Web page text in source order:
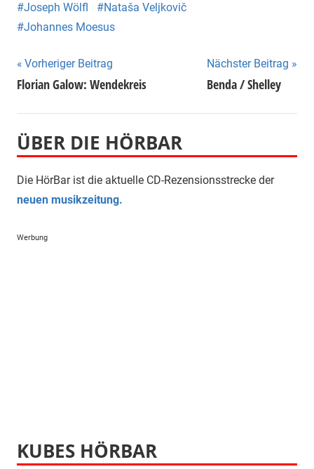
Joseph Wölfl
Nataša Veljkovič
Johannes Moesus
Beitragsnavigation
Vorheriger Beitrag
Florian Galow: Wendekreis
Nächster Beitrag
Benda / Shelley
ÜBER DIE HÖRBAR
Die HörBar ist die aktuelle CD-Rezensionsstrecke der
neuen musikzeitung.
Werbung
KUBES HÖRBAR